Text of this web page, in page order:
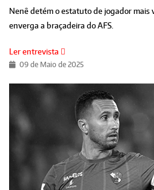
Nenê detém o estatuto de jogador mais
enverga a braçadeira do AFS.
Ler entrevista
09 de Maio de 2025